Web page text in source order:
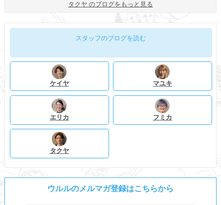
タクヤ のブログをもっと見る
スタッフのブログを読む
ケイヤ マユキ
エリカ フミカ
タクヤ
ウルルのメルマガ登録はこちらから